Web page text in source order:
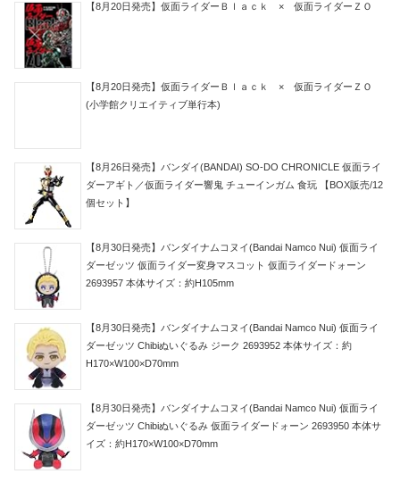
【8月20日発売】仮面ライダーＢｌａｃｋ × 仮面ライダーＺＯ
【8月20日発売】仮面ライダーＢｌａｃｋ × 仮面ライダーＺＯ
(小学館クリエイティブ単行本)
【8月26日発売】バンダイ(BANDAI) SO-DO CHRONICLE 仮面ライ
ダーアギト／仮面ライダー響鬼 チューインガム 食玩 【BOX販売/12
個セット】
【8月30日発売】バンダイナムコヌイ(Bandai Namco Nui) 仮面ライ
ダーゼッツ 仮面ライダー変身マスコット 仮面ライダードォーン
2693957 本体サイズ：約H105mm
【8月30日発売】バンダイナムコヌイ(Bandai Namco Nui) 仮面ライ
ダーゼッツ Chibiぬいぐるみ ジーク 2693952 本体サイズ：約
H170×W100×D70mm
【8月30日発売】バンダイナムコヌイ(Bandai Namco Nui) 仮面ライ
ダーゼッツ Chibiぬいぐるみ 仮面ライダードォーン 2693950 本体サ
イズ：約H170×W100×D70mm